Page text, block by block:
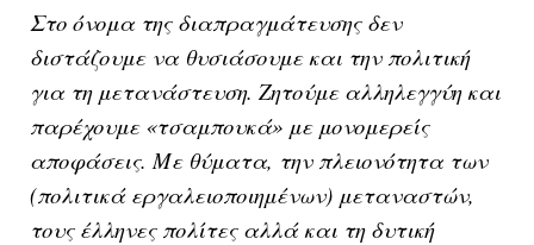
Στο όνομα της διαπραγμάτευσης δεν
διστάζουμε να θυσιάσουμε και την πολιτική
για τη μετανάστευση. Ζητούμε αλληλεγγύη και
παρέχουμε «τσαμπουκά» με μονομερείς
αποφάσεις. Με θύματα, την πλειονότητα των
(πολιτικά εργαλειοποιημένων) μεταναστών,
τους έλληνες πολίτες αλλά και τη δυτική